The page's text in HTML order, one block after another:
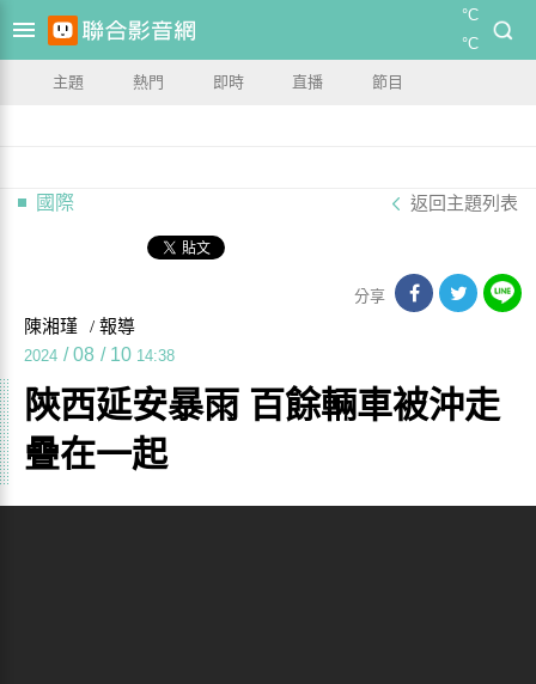
°C
°C
主題 熱門 即時 直播 節目
國際 返回主題列表
分享
陳湘瑾 / 報導
2024 / 08 / 10 14:38
陝西延安暴雨 百餘輛車被沖走
疊在一起